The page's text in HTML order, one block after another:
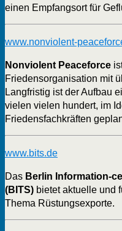
einen Empfangsort für
www.nonviolent-
Nonviolent Peaceforce
Friedensorganisation mit
Langfristig ist der Aufbau
vielen vielen hundert, im
Friedensfachkräften
www.bits.de
Das Berlin Information-
(BITS) bietet aktuelle und
Thema Rüstungsexporte.